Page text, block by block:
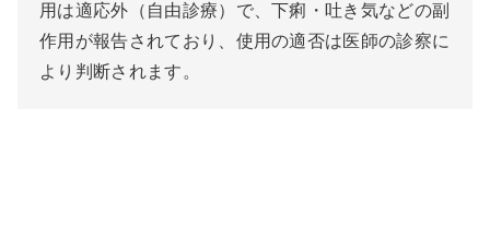
用は適応外（自由診療）で、下痢・吐き気などの副
作用が報告されており、使用の適否は医師の診察に
より判断されます。